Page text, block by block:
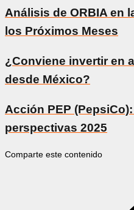
Análisis de ORBIA en
los Próximos Meses
¿Conviene invertir en
desde México?
Acción PEP
perspectivas 2025
Comparte este contenido